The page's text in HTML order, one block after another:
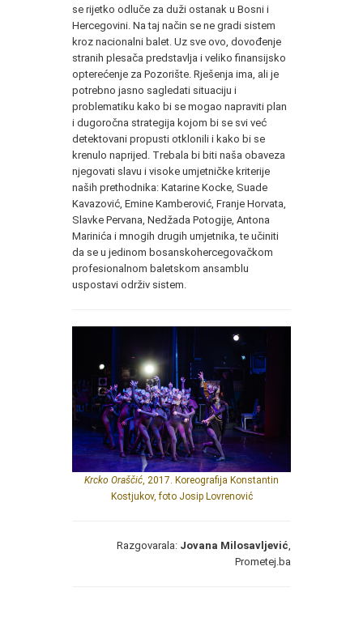
se rijetko odluče za duži ostanak u Bosni i
Hercegovini. Na taj način se ne gradi sistem
kroz nacionalni balet. Uz sve ovo, dovođenje
stranih plesača predstavlja i veliko finansijsko
opterećenje za Pozorište. Rješenja ima, ali je
potrebno jasno sagledati situaciju i
problematiku kako bi se mogao napraviti plan
i dugoročna strategija kojom bi se svi već
detektovani propusti otklonili i kako bi se
krenulo naprijed. Trebala bi biti naša obaveza
njegovati slavu i visoke umjetničke kriterije
naših prethodnika: Katarine Kocke, Suade
Kavazović, Emine Kamberović, Franje Horvata,
Slavke Pervana, Nedžada Potogije, Antona
Marinića i mnogih drugih umjetnika, te učiniti
da se u jedinom bosanskohercegovačkom
profesionalnom baletskom ansamblu
uspostavi održiv sistem.
Krcko Oraščić, 2017. Koreografija Konstantin
Kostjukov, foto Josip Lovrenović
Razgovarala: Jovana Milosavljević
Prometej.ba